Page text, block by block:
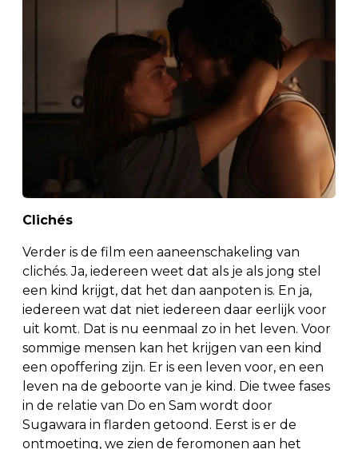
Clichés
Verder is de film een aaneenschakeling van
clichés. Ja, iedereen weet dat als je als jong stel
een kind krijgt, dat het dan aanpoten is. En ja,
iedereen wat dat niet iedereen daar eerlijk voor
uit komt. Dat is nu eenmaal zo in het leven. Voor
sommige mensen kan het krijgen van een kind
een opoffering zijn. Er is een leven voor, en een
leven na de geboorte van je kind. Die twee fases
in de relatie van Do en Sam wordt door
Sugawara in flarden getoond. Eerst is er de
ontmoeting, we zien de feromonen aan het